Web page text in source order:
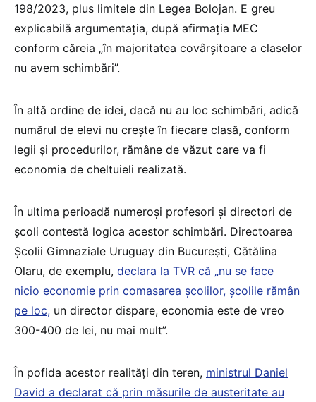
198/2023, plus limitele din Legea Bolojan. E greu
explicabilă argumentația, după afirmația MEC
conform căreia „în majoritatea covârșitoare a claselor
nu avem schimbări”.
În altă ordine de idei, dacă nu au loc schimbări, adică
numărul de elevi nu crește în fiecare clasă, conform
legii și procedurilor, rămâne de văzut care va fi
economia de cheltuieli realizată.
În ultima perioadă numeroși profesori și directori de
școli contestă logica acestor schimbări. Directoarea
Școlii Gimnaziale Uruguay din București, Cătălina
Olaru, de exemplu, declara la TVR că „nu se face
nicio economie prin comasarea școlilor, școlile rămân
pe loc, un director dispare, economia este de vreo
300-400 de lei, nu mai mult”.
În pofida acestor realități din teren, ministrul Daniel
David a declarat că prin măsurile de austeritate au